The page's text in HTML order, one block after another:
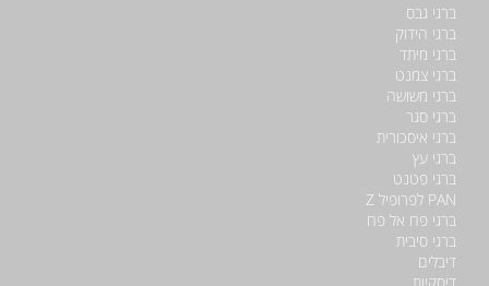
ברגי גבס
ברגי הידוק
ברגי מיתד
ברגי צמנט
ברגי משושה
ברגי סגר
ברגי איסכורית
ברגי עץ
ברגי פטנט
PAN לפרופיל Z
ברגי פח אל פח
ברגי סיבית
דיבלים
דיסקיות